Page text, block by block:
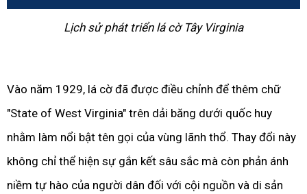
Lịch sử phát triển lá cờ Tây Virginia
Vào năm 1929, lá cờ đã được điều chỉnh để thêm chữ
"State of West Virginia" trên dải băng dưới quốc huy
nhằm làm nổi bật tên gọi của vùng lãnh thổ. Thay đổi này
không chỉ thể hiện sự gắn kết sâu sắc mà còn phản ánh
niềm tự hào của người dân đối với cội nguồn và di sản